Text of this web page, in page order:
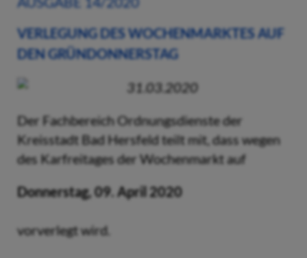
VERLEGUNG DES WOCHENMARKTES AUF
DEN GRÜNDONNERSTAG
31.03.2020
Der Fachbereich Ordnungsdienste der
Kreisstadt Bad Hersfeld teilt mit, dass wegen
des Karfreitages der Wochenmarkt auf
Donnerstag, 09. April 2020
vorverlegt wird.